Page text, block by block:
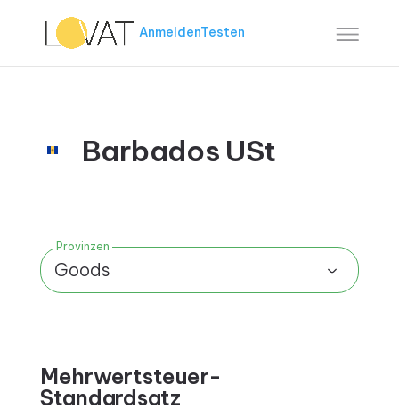
AnmeldenTesten
Barbados USt
Provinzen
Goods
Mehrwertsteuer-
Standardsatz